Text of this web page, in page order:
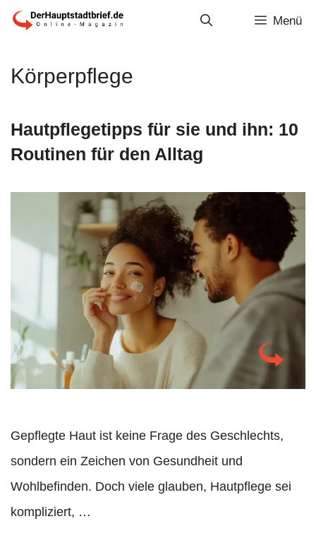
Zum
Menü
Körperpflege
Hautpflegetipps für sie und ihn: 10
Routinen für den Alltag
Gepflegte Haut ist keine Frage des Geschlechts,
sondern ein Zeichen von Gesundheit und
Wohlbefinden. Doch viele glauben, Hautpflege sei
kompliziert, …